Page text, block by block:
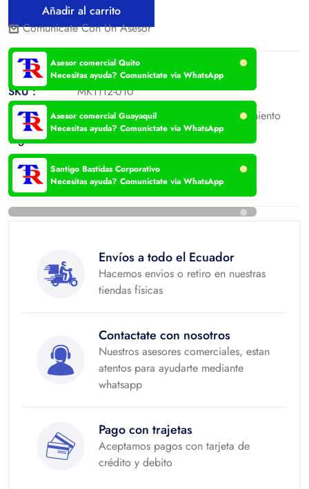
Añadir al carrito
Asesor comercial Quito
Necesitas ayuda? Comuníctate via WhatsApp
Asesor comercial Guayaquil
Necesitas ayuda? Comuníctate via WhatsApp
Santigo Bastidas Corporativo
Necesitas ayuda? Comuníctate via WhatsApp
Comunicate Con Un Asesor
SKU :
MK1112-010
Categories:
Cabezal o camión
Sistema de Enfriamiento
Tags:
Hacemos envíos a todo el Ecuador
Envíos a todo el Ecuador
Hacemos envios o retiro en nuestras
tiendas físicas
Contactate con nosotros
Nuestros asesores comerciales, estan
atentos para ayudarte mediante
whatsapp
Pago con trajetas
Aceptamos pagos con tarjeta de
crédito y debito